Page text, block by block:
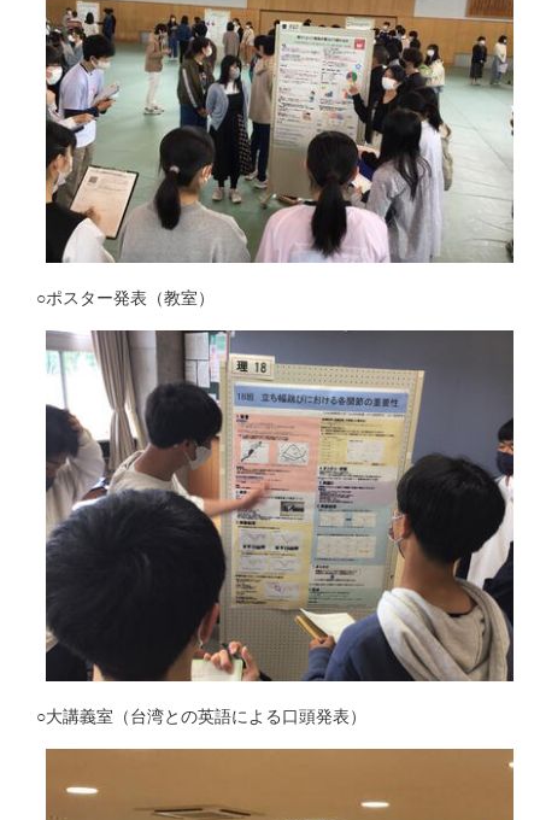
○ポスター発表（教室）
○大講義室（台湾との英語による口頭発表）